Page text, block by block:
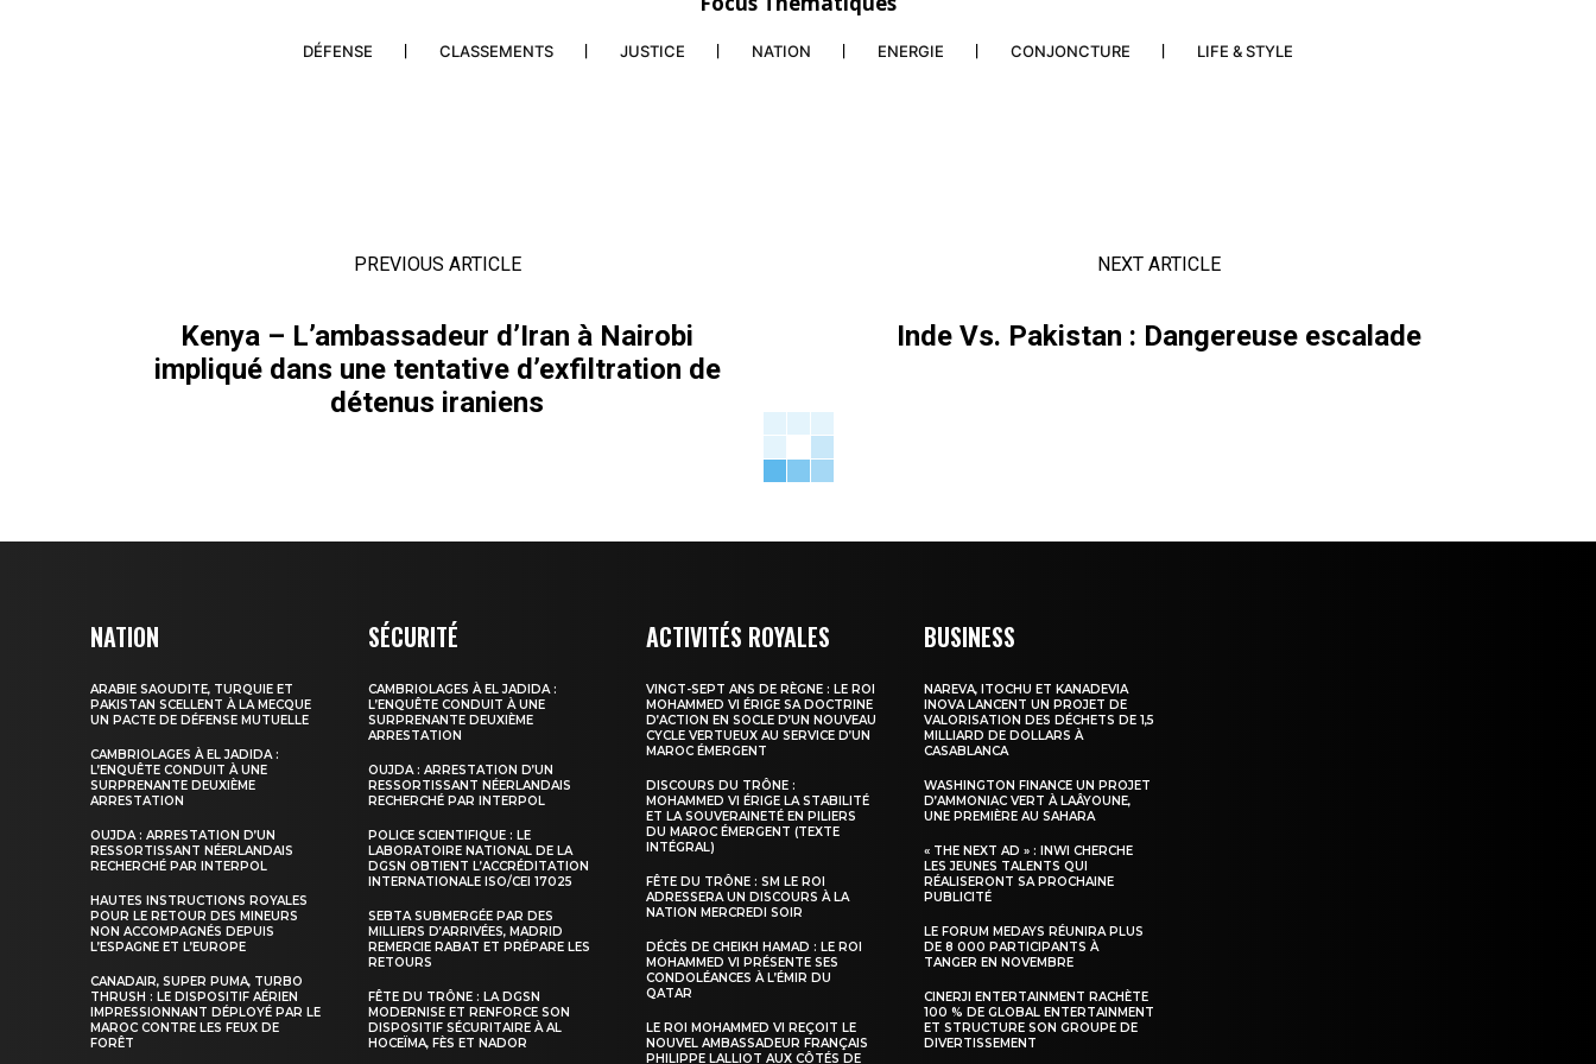
DÉFENSE CLASSEMENTS JUSTICE NATION ENERGIE CONJONCTURE LIFE & STYLE
PREVIOUS ARTICLE
Kenya – L’ambassadeur d’Iran à Nairobi
impliqué dans une tentative d’exfiltration de
détenus iraniens
NEXT ARTICLE
Inde Vs. Pakistan : Dangereuse escalade
NATION
ARABIE SAOUDITE, TURQUIE ET
PAKISTAN SCELLENT À LA MECQUE
UN PACTE DE DÉFENSE MUTUELLE
CAMBRIOLAGES À EL JADIDA :
L’ENQUÊTE CONDUIT À UNE
SURPRENANTE DEUXIÈME
ARRESTATION
OUJDA : ARRESTATION D’UN
RESSORTISSANT NÉERLANDAIS
RECHERCHÉ PAR INTERPOL
HAUTES INSTRUCTIONS ROYALES
POUR LE RETOUR DES MINEURS
NON ACCOMPAGNÉS DEPUIS
L’ESPAGNE ET L’EUROPE
CANADAIR, SUPER PUMA, TURBO
THRUSH : LE DISPOSITIF AÉRIEN
IMPRESSIONNANT DÉPLOYÉ PAR LE
MAROC CONTRE LES FEUX DE
FORÊT
SÉCURITÉ
CAMBRIOLAGES À EL JADIDA :
L’ENQUÊTE CONDUIT À UNE
SURPRENANTE DEUXIÈME
ARRESTATION
OUJDA : ARRESTATION D’UN
RESSORTISSANT NÉERLANDAIS
RECHERCHÉ PAR INTERPOL
POLICE SCIENTIFIQUE : LE
LABORATOIRE NATIONAL DE LA
DGSN OBTIENT L’ACCRÉDITATION
INTERNATIONALE ISO/CEI 17025
SEBTA SUBMERGÉE PAR DES
MILLIERS D’ARRIVÉES, MADRID
REMERCIE RABAT ET PRÉPARE LES
RETOURS
FÊTE DU TRÔNE : LA DGSN
MODERNISE ET RENFORCE SON
DISPOSITIF SÉCURITAIRE À AL
HOCEÏMA, FÈS ET NADOR
ACTIVITÉS ROYALES
VINGT-SEPT ANS DE RÈGNE : LE ROI
MOHAMMED VI ÉRIGE SA DOCTRINE
D’ACTION EN SOCLE D’UN NOUVEAU
CYCLE VERTUEUX AU SERVICE D’UN
MAROC ÉMERGENT
DISCOURS DU TRÔNE :
MOHAMMED VI ÉRIGE LA STABILITÉ
ET LA SOUVERAINETÉ EN PILIERS
DU MAROC ÉMERGENT (TEXTE
INTÉGRAL)
FÊTE DU TRÔNE : SM LE ROI
ADRESSERA UN DISCOURS À LA
NATION MERCREDI SOIR
DÉCÈS DE CHEIKH HAMAD : LE ROI
MOHAMMED VI PRÉSENTE SES
CONDOLÉANCES À L’ÉMIR DU
QATAR
LE ROI MOHAMMED VI REÇOIT LE
NOUVEL AMBASSADEUR FRANÇAIS
PHILIPPE LALLIOT AUX CÔTÉS DE
BUSINESS
NAREVA, ITOCHU ET KANADEVIA
INOVA LANCENT UN PROJET DE
VALORISATION DES DÉCHETS DE 1,5
MILLIARD DE DOLLARS À
CASABLANCA
WASHINGTON FINANCE UN PROJET
D’AMMONIAC VERT À LAÂYOUNE,
UNE PREMIÈRE AU SAHARA
« THE NEXT AD » : INWI CHERCHE
LES JEUNES TALENTS QUI
RÉALISERONT SA PROCHAINE
PUBLICITÉ
LE FORUM MEDAYS RÉUNIRA PLUS
DE 8 000 PARTICIPANTS À
TANGER EN NOVEMBRE
CINERJI ENTERTAINMENT RACHÈTE
100 % DE GLOBAL ENTERTAINMENT
ET STRUCTURE SON GROUPE DE
DIVERTISSEMENT